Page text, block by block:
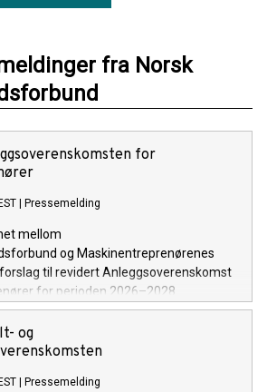
fra Norsk
for
Pressemelding
mellom
og Maskinentreprenørenes
til revidert Anleggsoverenskomst
for perioden 2026–2028.
og
Pressemelding